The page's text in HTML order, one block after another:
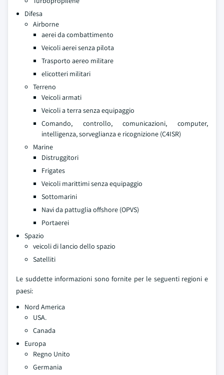
Difesa
Airborne
aerei da combattimento
Veicoli aerei senza pilota
Trasporto aereo militare
elicotteri militari
Terreno
Veicoli armati
Veicoli a terra senza equipaggio
Comando, controllo, comunicazioni, computer,
intelligenza, sorveglianza e ricognizione (C4ISR)
Marine
Distruggitori
Frigates
Veicoli marittimi senza equipaggio
Sottomarini
Navi da pattuglia offshore (OPVS)
Portaerei
Spazio
veicoli di lancio dello spazio
Satelliti
Le suddette informazioni sono fornite per le seguenti regioni e
paesi:
Nord America
USA.
Canada
Europa
Regno Unito
Germania